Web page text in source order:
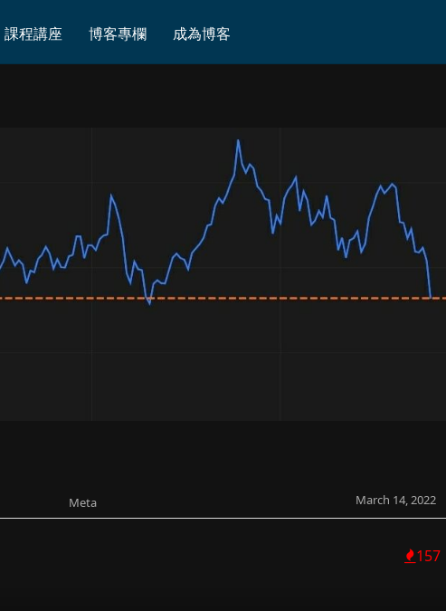
課程講座 博客專欄 成為博客
Meta March 14, 2022
157